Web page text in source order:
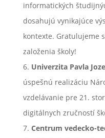
informatických
dosahujú vynikajúce
kontexte. Gratulujeme
založenia školy!
Univerzita Pavla
úspešnú realizáciu
vzdelávanie pre 21.
digitálnych zručností
Centrum vedecko-